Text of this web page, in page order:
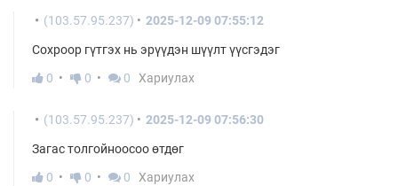
(103.57.95.237) 2025-12-09 07:55:12
Сохроор гүтгэх нь эрүүдэн шүүлт үүсгэдэг
0
0 0 Хариулах
(103.57.95.237) 2025-12-09 07:56:30
Загас толгойноосоо өтдөг
0
0 0 Хариулах